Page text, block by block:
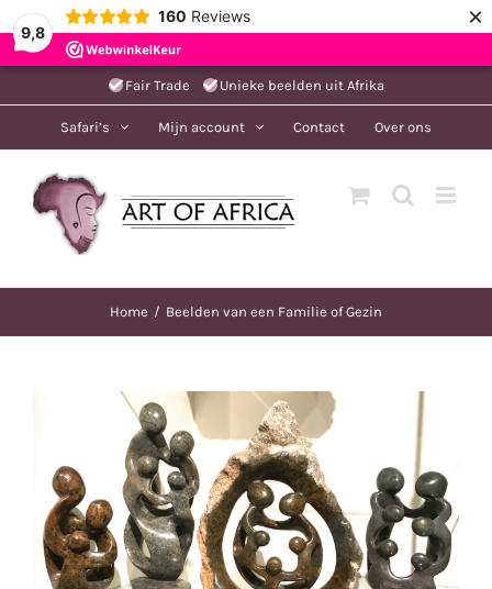
9,8
160 Reviews ×
naar
Fair Trade Unieke beelden uit Afrika
Safari’s Mijn account Contact Over ons
Home Beelden van een Familie of Gezin